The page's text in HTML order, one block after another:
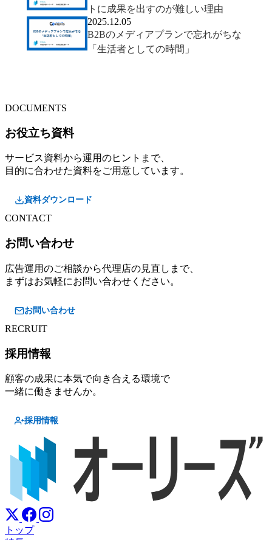
トに成果を出すのが難しい理由
2025.12.05
B2Bのメディアプランで忘れがちな
「生活者としての時間」
DOCUMENTS
お役立ち資料
サービス資料から運用のヒントまで、
目的に合わせた資料をご用意しています。
資料ダウンロード
CONTACT
お問い合わせ
広告運用のご相談から代理店の見直しまで、
まずはお気軽にお問い合わせください。
お問い合わせ
RECRUIT
採用情報
顧客の成果に本気で向き合える環境で
一緒に働きませんか。
採用情報
トップ